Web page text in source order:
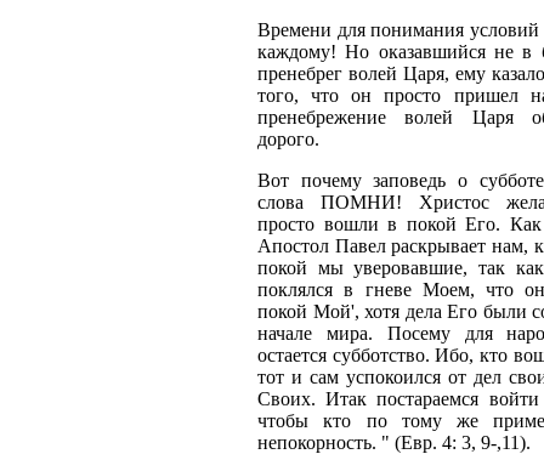
Времени для понимания
каждому! Но оказавшийся не в
пренебрег волей Царя, ему
того, что он просто пришел
пренебрежение волей Царя
дорого.
Вот почему заповедь о
слова ПОМНИ! Христос
просто вошли в покой Его. Как
Апостол Павел раскрывает нам,
покой мы уверовавшие, так
поклялся в гневе Моем, что
покой Мой', хотя дела Его были
начале мира. Посему для
остается субботство. Ибо, кто
тот и сам успокоился от дел
Своих. Итак постараемся
чтобы кто по тому же
непокорность. " (Евр. 4: 3, 9-,11).